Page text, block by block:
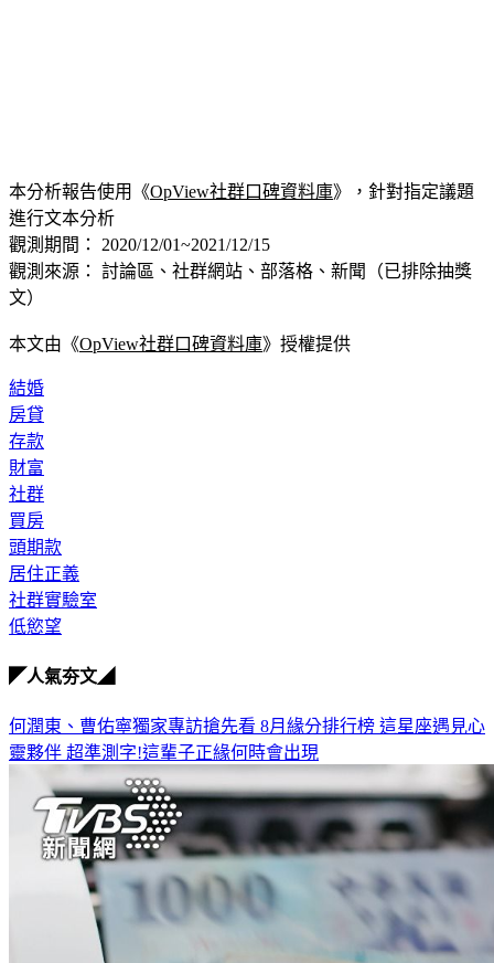
本分析報告使用《OpView社群口碑資料庫》，針對指定議題
進行文本分析
觀測期間： 2020/12/01~2021/12/15
觀測來源： 討論區、社群網站、部落格、新聞（已排除抽獎
文）
本文由《OpView社群口碑資料庫》授權提供
結婚
房貸
存款
財富
社群
買房
頭期款
居住正義
社群實驗室
低慾望
◤人氣夯文◢
何潤東、曹佑寧獨家專訪搶先看 8月緣分排行榜 這星座遇見心
靈夥伴 超準測字!這輩子正緣何時會出現